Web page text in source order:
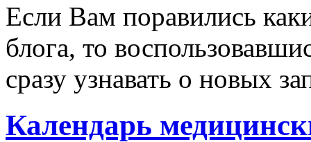
Если Вам поравились
блога, то
сразу узнавать о новых
Календарь